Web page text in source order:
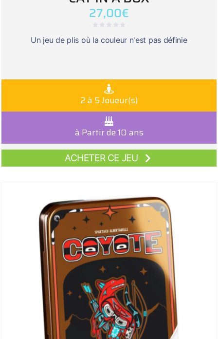
27,00€
Un jeu de plis où la couleur n'est pas définie
2 à 5 Joueur(s)
à Partir de 10 ans
ACHETER CE JEU